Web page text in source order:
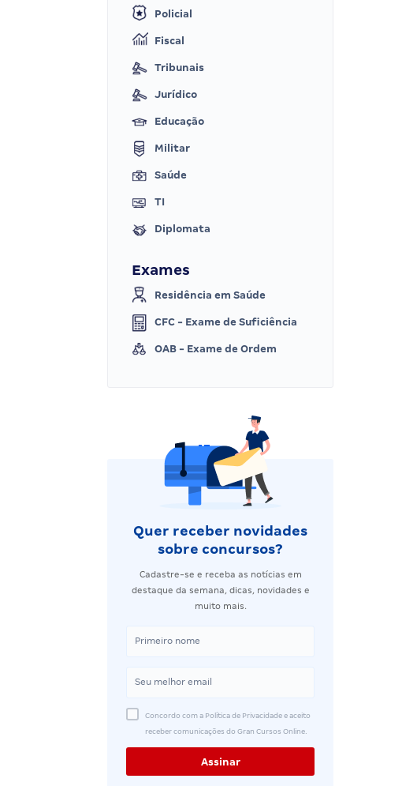
Policial
Fiscal
Tribunais
Jurídico
Educação
Militar
Saúde
TI
Diplomata
Exames
Residência em Saúde
CFC - Exame de Suficiência
OAB - Exame de Ordem
Quer receber novidades
sobre concursos?
Cadastre-se e receba as notícias em
destaque da semana, dicas, novidades e
muito mais.
Concordo com a Política de Privacidade e aceito
receber comunicações do Gran Cursos Online.